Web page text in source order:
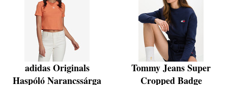
adidas Originals
Haspóló Narancssárga
Tommy Jeans Super
Cropped Badge